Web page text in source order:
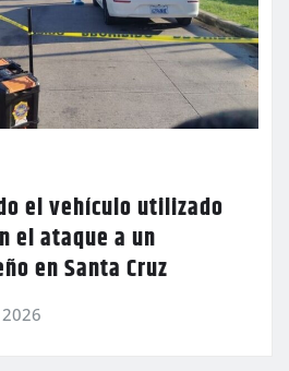
el vehículo utilizado
el ataque a un
en Santa Cruz